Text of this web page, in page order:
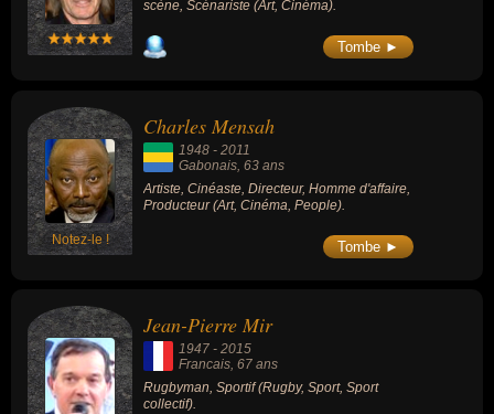
scène, Scénariste (Art, Cinéma).
Tombe ►
Notez-le !
Charles Mensah
1948 - 2011
Gabonais, 63 ans
Artiste, Cinéaste, Directeur, Homme d'affaire,
Producteur (Art, Cinéma, People).
Tombe ►
Jean-Pierre Mir
1947 - 2015
Francais, 67 ans
Rugbyman, Sportif (Rugby, Sport, Sport
collectif).